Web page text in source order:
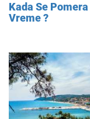
Kada Se
Vreme ?